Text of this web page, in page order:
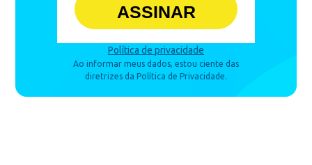
ASSINAR
Política de privacidade
Ao informar meus dados, estou ciente das
diretrizes da Política de Privacidade.